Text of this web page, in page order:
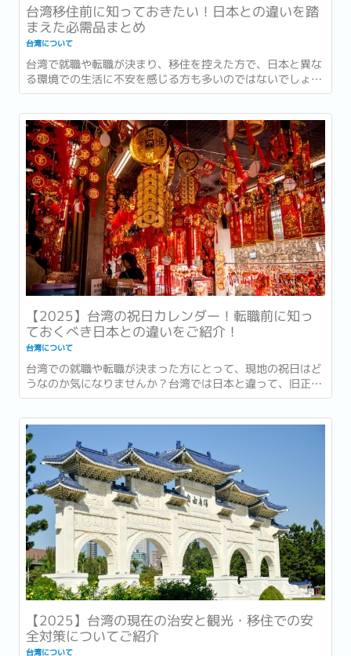
台湾移住前に知っておきたい！日本との違いを踏
まえた必需品まとめ
台湾について
台湾で就職や転職が決まり、移住を控えた方で、日本と異な
る環境での生活に不安を感じる方も多いのではないでしょう
か？特に生活必需品については、現地で揃えたほうが良いも
【2025】台湾の祝日カレンダー！転職前に知っ
ておくべき日本との違いをご紹介！
台湾について
台湾での就職や転職が決まった方にとって、現地の祝日はど
うなのか気になりませんか？台湾では日本と違って、旧正月
などの祝日があり、日本とはカレンダー文化が異なる点がい
【2025】台湾の現在の治安と観光・移住での安
全対策についてご紹介
台湾について